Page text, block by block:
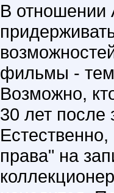
В отношении
фильмы -
Возможно,
30 лет после
Естественно,
права" на